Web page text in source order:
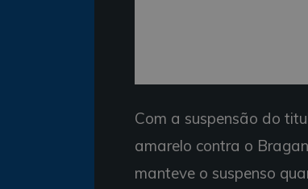
Com a suspensão do
amarelo contra o
manteve o suspenso